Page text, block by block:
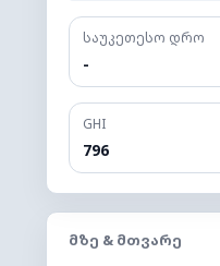
საუკეთესო დრო
-
GHI
796
ᲛᲖᲔ & ᲛᲗᲕᲐᲠᲔ